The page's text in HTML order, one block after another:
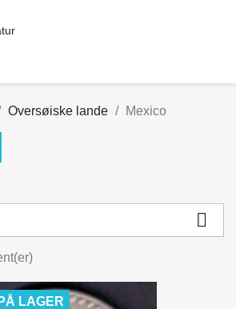
Oversøiske lande Mexico
4

LAGER